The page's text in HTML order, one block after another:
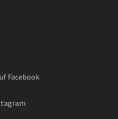
Facebook